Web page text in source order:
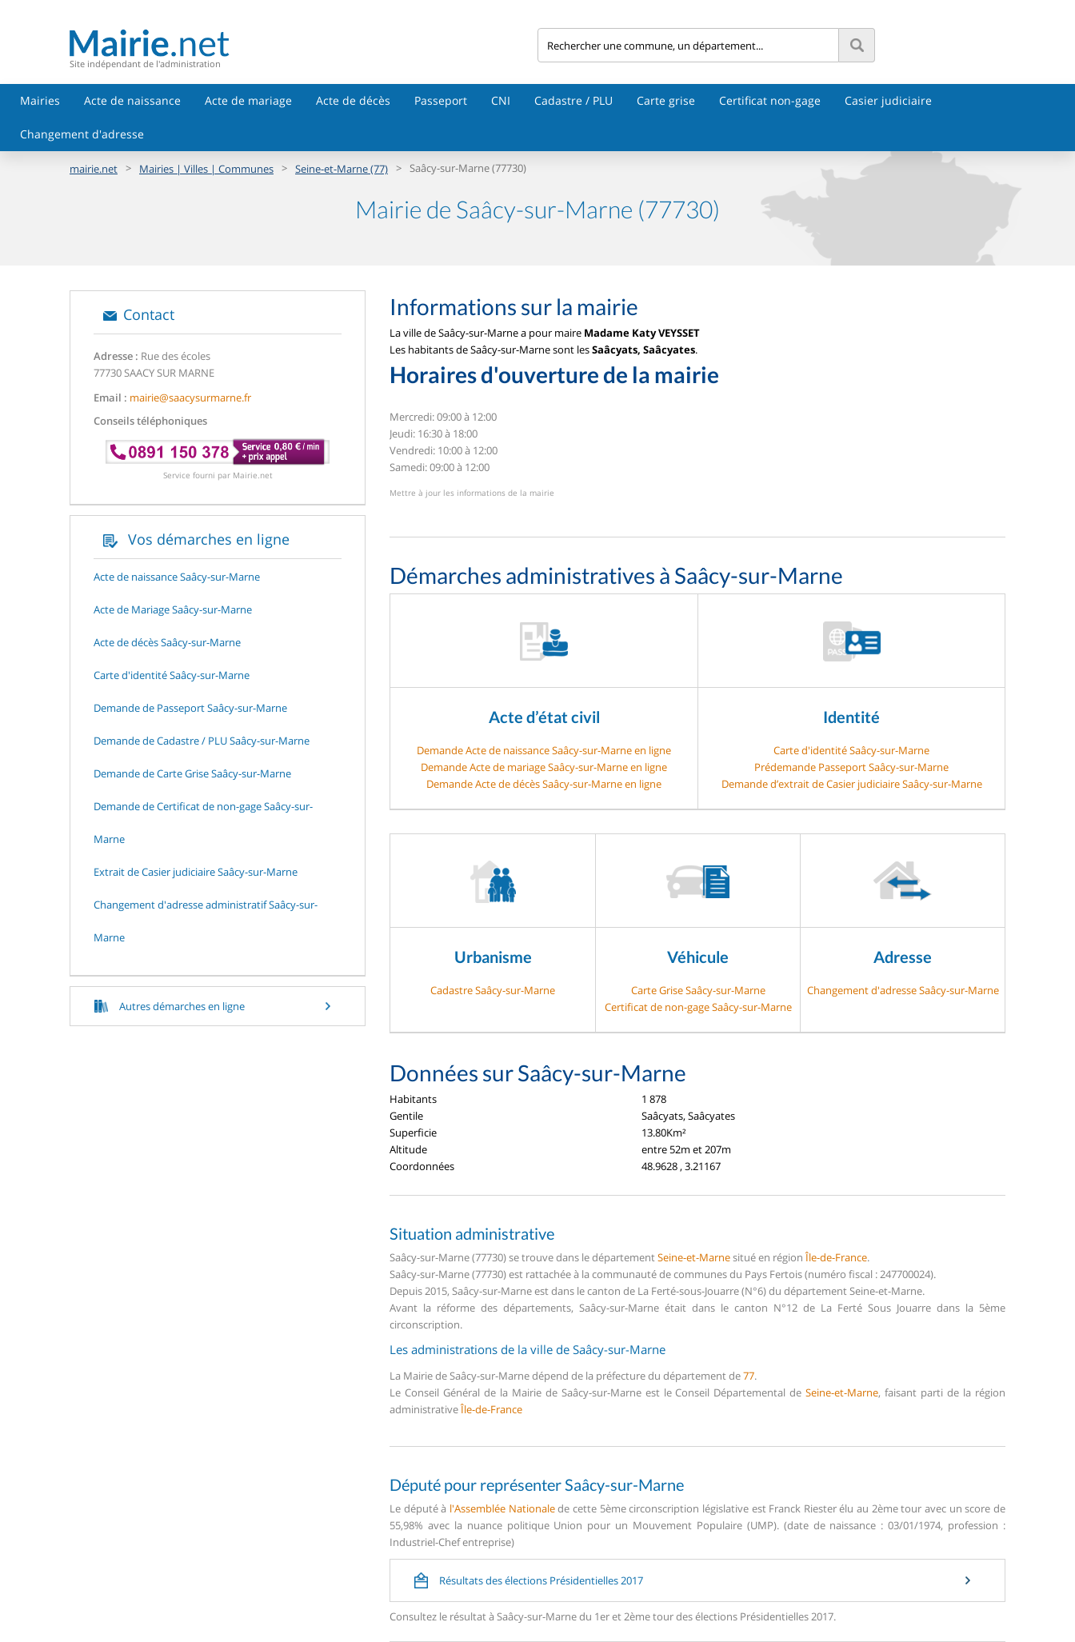
Site indépendant de l'administration
Mairies Acte de naissance Acte de mariage Acte de décès Passeport CNI Cadastre / PLU Carte grise Certificat non-gage Casier judiciaire
Changement d'adresse
mairie.net > Mairies | Villes | Communes > Seine-et-Marne (77) > Saâcy-sur-Marne (77730)
Mairie de Saâcy-sur-Marne (77730)
Contact
Adresse : Rue des écoles
77730 SAACY SUR MARNE
Email : mairie@saacysurmarne.fr
Conseils téléphoniques
Service fourni par Mairie.net
Vos démarches en ligne
Acte de naissance Saâcy-sur-Marne
Acte de Mariage Saâcy-sur-Marne
Acte de décès Saâcy-sur-Marne
Carte d'identité Saâcy-sur-Marne
Demande de Passeport Saâcy-sur-Marne
Demande de Cadastre / PLU Saâcy-sur-Marne
Demande de Carte Grise Saâcy-sur-Marne
Demande de Certificat de non-gage Saâcy-sur-
Marne
Extrait de Casier judiciaire Saâcy-sur-Marne
Changement d'adresse administratif Saâcy-sur-
Marne
Autres démarches en ligne
Informations sur la mairie
La ville de Saâcy-sur-Marne a pour maire Madame Katy VEYSSET
Les habitants de Saâcy-sur-Marne sont lesSaâcyats, Saâcyates.
Horaires d'ouverture de la mairie
Mercredi: 09:00 à 12:00
Jeudi: 16:30 à 18:00
Vendredi: 10:00 à 12:00
Samedi: 09:00 à 12:00
Mettre à jour les informations de la mairie
Démarches administratives à Saâcy-sur-Marne
Acte d’état civil
Demande Acte de naissance Saâcy-sur-Marne en ligne
Demande Acte de mariage Saâcy-sur-Marne en ligne
Demande Acte de décès Saâcy-sur-Marne en ligne
Identité
Carte d'identité Saâcy-sur-Marne
Prédemande Passeport Saâcy-sur-Marne
Demande d’extrait de Casier judiciaire Saâcy-sur-Marne
Urbanisme
Cadastre Saâcy-sur-Marne
Véhicule
Carte Grise Saâcy-sur-Marne
Certificat de non-gage Saâcy-sur-Marne
Adresse
Changement d'adresse Saâcy-sur-Marne
Données sur Saâcy-sur-Marne
Habitants
1 878
Gentile
Saâcyats, Saâcyates
Superficie
13.80Km²
Altitude
entre 52m et 207m
Coordonnées
48.9628 , 3.21167
Situation administrative
Saâcy-sur-Marne (77730) se trouve dans le départementSeine-et-Marnesitué en région Île-de-France.
Saâcy-sur-Marne (77730) est rattachée à la communauté de communes du Pays Fertois (numéro fiscal : 247700024).
Depuis 2015, Saâcy-sur-Marne est dans le canton de La Ferté-sous-Jouarre (N°6) du département Seine-et-Marne.
Avant la réforme des départements, Saâcy-sur-Marne était dans le canton N°12 de La Ferté Sous Jouarre dans la 5ème
circonscription.
Les administrations de la ville de Saâcy-sur-Marne
La Mairie de Saâcy-sur-Marne dépend de la préfecture du département de77.
Le Conseil Général de la Mairie de Saâcy-sur-Marne est le Conseil Départemental deSeine-et-Marne, faisant parti de la région
administrativeÎle-de-France
Député pour représenter Saâcy-sur-Marne
Le député à l'Assemblée Nationalede cette 5ème circonscription législative est Franck Riester élu au 2ème tour avec un score de
55,98% avec la nuance politique Union pour un Mouvement Populaire (UMP). (date de naissance : 03/01/1974, profession :
Industriel-Chef entreprise)
Résultats des élections Présidentielles 2017
Consultez le résultat à Saâcy-sur-Marne du 1er et 2ème tour des élections Présidentielles 2017.